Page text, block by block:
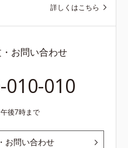
詳しくはこちら
お問い合わせ
010-010
後7時まで
お問い合わせ